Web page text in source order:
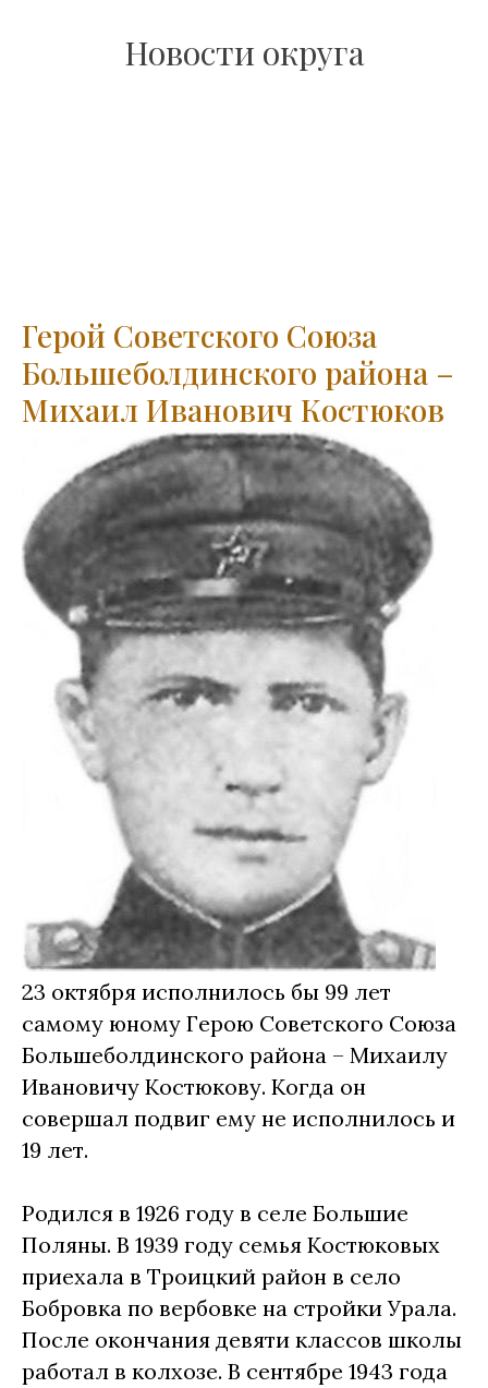
Новости округа
Герой Советского Союза
Большеболдинского района –
Михаил Иванович Костюков
23 октября исполнилось бы 99 лет
самому юному Герою Советского Союза
Большеболдинского района – Михаилу
Ивановичу Костюкову. Когда он
совершал подвиг ему не исполнилось и
19 лет.
Родился в 1926 году в селе Большие
Поляны. В 1939 году семья Костюковых
приехала в Троицкий район в село
Бобровка по вербовке на стройки Урала.
После окончания девяти классов школы
работал в колхозе. В сентябре 1943 года